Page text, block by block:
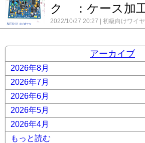
ク ：ケース加
2022/10/27 20:27 初級向けワイ
アーカイブ
2026年8月
2026年7月
2026年6月
2026年5月
2026年4月
もっと読む